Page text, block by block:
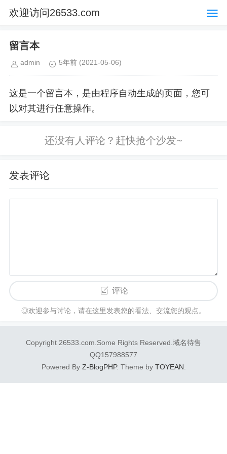
欢迎访问26533.com
留言本
admin 5年前 (2021-05-06)
这是一个留言本，是由程序自动生成的页面，您可
以对其进行任意操作。
发表评论
评论
◎欢迎参与讨论，请在这里发表您的看法、交流您的观点。
Copyright 26533.com.Some Rights Reserved.域名待售
QQ157988577
Powered By Z-BlogPHP. Theme by TOYEAN